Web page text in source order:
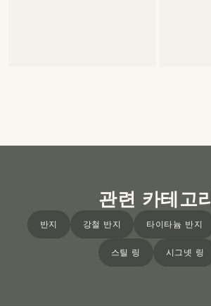
관련 카테고리
반지 강철 반지 타이타늄 반지
스틸 링 시그넷 링